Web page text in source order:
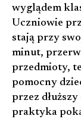
wyglądem
Uczniowie
stają przy
minut,
przedmioty,
pomocny
przez
praktyka